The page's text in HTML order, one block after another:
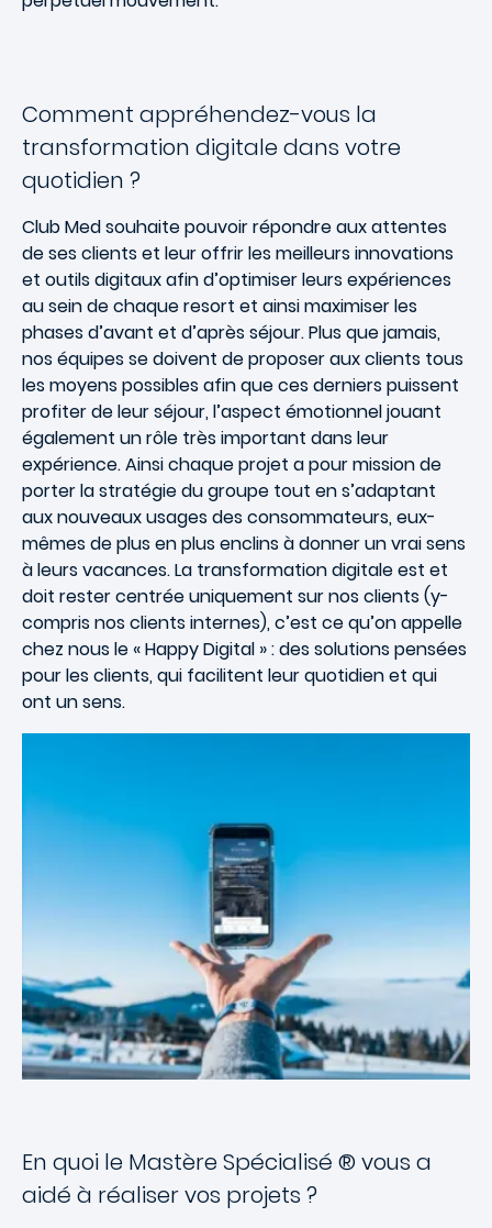
Comment appréhendez-vous la
transformation digitale dans votre
quotidien ?
Club Med souhaite pouvoir répondre aux attentes
de ses clients et leur offrir les meilleurs innovations
et outils digitaux afin d’optimiser leurs expériences
au sein de chaque resort et ainsi maximiser les
phases d’avant et d’après séjour. Plus que jamais,
nos équipes se doivent de proposer aux clients tous
les moyens possibles afin que ces derniers puissent
profiter de leur séjour, l’aspect émotionnel jouant
également un rôle très important dans leur
expérience. Ainsi chaque projet a pour mission de
porter la stratégie du groupe tout en s’adaptant
aux nouveaux usages des consommateurs, eux-
mêmes de plus en plus enclins à donner un vrai sens
à leurs vacances. La transformation digitale est et
doit rester centrée uniquement sur nos clients (y-
compris nos clients internes), c’est ce qu’on appelle
chez nous le « Happy Digital » : des solutions pensées
pour les clients, qui facilitent leur quotidien et qui
ont un sens.
En quoi le Mastère Spécialisé ® vous a
aidé à réaliser vos projets ?